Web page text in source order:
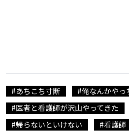
#あちこち寸断
#俺なんかやっ
#医者と看護師が沢山やってきた
#帰らないといけない
#看護師